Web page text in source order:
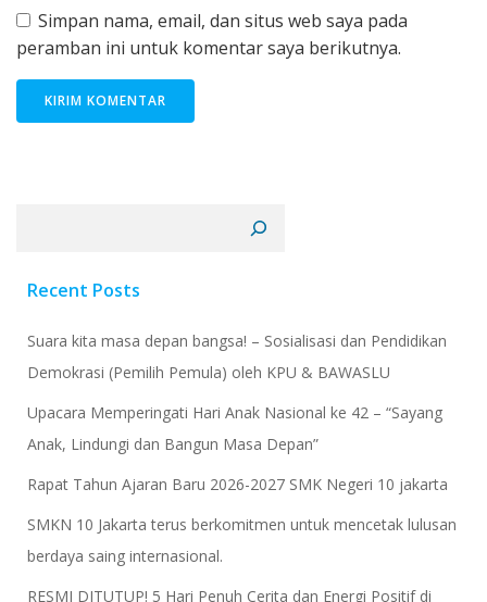
Simpan nama, email, dan situs web saya pada
peramban ini untuk komentar saya berikutnya.
Recent Posts
Suara kita masa depan bangsa! – Sosialisasi dan Pendidikan
Demokrasi (Pemilih Pemula) oleh KPU & BAWASLU
Upacara Memperingati Hari Anak Nasional ke 42 – “Sayang
Anak, Lindungi dan Bangun Masa Depan”
Rapat Tahun Ajaran Baru 2026-2027 SMK Negeri 10 jakarta
​SMKN 10 Jakarta terus berkomitmen untuk mencetak lulusan
berdaya saing internasional.
RESMI DITUTUP! 5 Hari Penuh Cerita dan Energi Positif di